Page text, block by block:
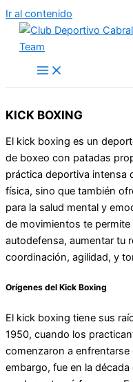
Ir al contenido
KICK BOXING
El kick boxing es un
de boxeo con patadas
práctica deportiva intensa
física, sino que también
para la salud mental y
de movimientos te
autodefensa, aumentar tu
coordinación, agilidad, y
Orígenes del Kick Boxing
El kick boxing tiene sus
1950, cuando los
comenzaron a
embargo, fue en la